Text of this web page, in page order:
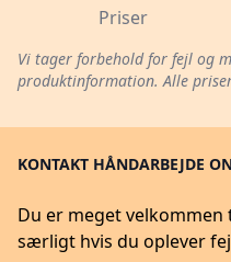
Priser
Vi tager forbehold for fejl og
produktinformation. Alle
KONTAKT HÅNDARBEJDE
Du er meget velkommen
særligt hvis du oplever